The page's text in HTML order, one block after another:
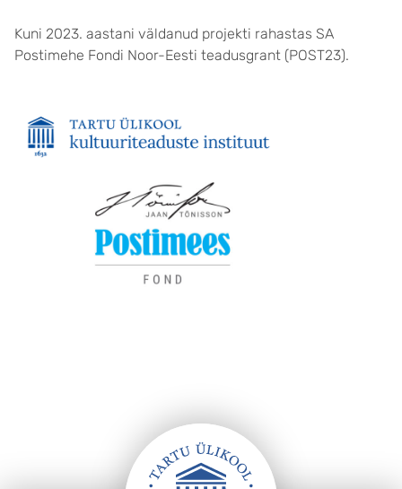
Kuni 2023. aastani väldanud projekti rahastas SA
Postimehe Fondi Noor-Eesti teadusgrant (POST23).